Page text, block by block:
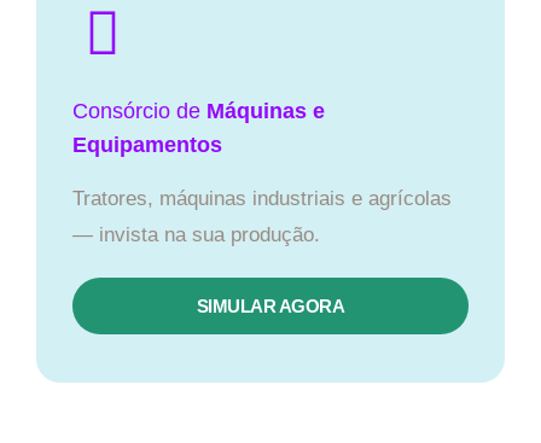
Consórcio de Máquinas e
Equipamentos
Tratores, máquinas industriais e agrícolas
— invista na sua produção.
SIMULAR AGORA